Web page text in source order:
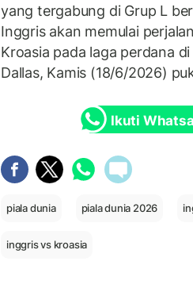
yang tergabung di Grup L
Inggris akan memulai
Kroasia pada laga perdana
Dallas, Kamis (18/6/2026)
Ikuti
piala dunia piala dunia 2026
inggris vs kroasia